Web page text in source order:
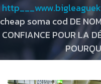
cheap soma cod DE
CONFIANCE POUR LA